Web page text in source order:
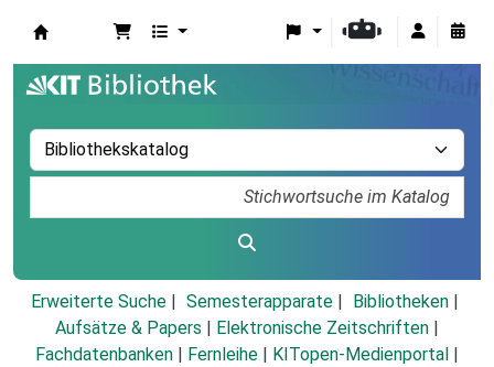
Erweiterte Suche Semesterapparate
Bibliotheken
Aufsätze & Papers
Elektronische Zeitschriften
Fachdatenbanken
Fernleihe KITopen-Medienportal